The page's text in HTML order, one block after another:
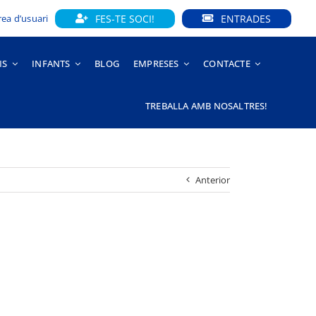
d’usuari FES-TE SOCI! ENTRADES
INFANTS BLOG EMPRESES CONTACTE
TREBALLA AMB NOSALTRES!
Anterior